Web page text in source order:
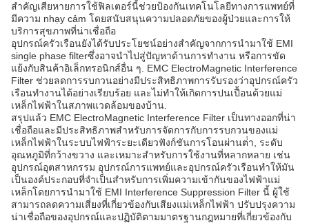
สําคัญเสียหายการใช้ฟิลเตอร์นี้ช่วยป้องกันเทคโนโลยีทางการแพทย์ที่
มีความ nhạy cảm โดยสนับสนุนความปลอดภัยของผู้ป่วยและการให้
บริการสุขภาพที่น่าเชื่อถือ
อุปกรณ์ครัวเรือนยังได้รับประโยชน์อย่างสําคัญจากการนํามาใช้ EMI
single phase filterซึ่งอาจนําไปสู่ปัญหาด้านการทํางาน หรือการขัด
แย้งกับสินค้าอิเล็กทรอนิกส์อื่น ๆ. EMC ElectroMagnetic Interference
Filter ช่วยลดการรบกวนอย่างมีประสิทธิภาพการรับรองว่าอุปกรณ์ครัว
เรือนทํางานได้อย่างเรียบร้อย และไม่ทําให้เกิดการปนเปื้อนด้วยแม่
เหล็กไฟฟ้าในสภาพแวดล้อมของบ้าน.
สรุปแล้ว EMC ElectroMagnetic Interference Filter เป็นทางออกที่น่า
เชื่อถือและมีประสิทธิภาพสําหรับการจัดการกับการรบกวนของแม่
เหล็กไฟฟ้าในระบบไฟฟ้าระยะเดียวฟังก์ชันการโอนผ่านต่ํา, ระดับ
อุณหภูมิที่กว้างขวาง และเหมาะสําหรับการใช้งานที่หลากหลาย เช่น
อุปกรณ์อุตสาหกรรม อุปกรณ์การแพทย์และอุปกรณ์ครัวเรือนทําให้มัน
เป็นองค์ประกอบที่จําเป็นสําหรับการเพิ่มความเข้ากันของไฟฟ้าแม่
เหล็กโดยการนํามาใช้ EMI Interference Suppression Filter นี้ ผู้ใช้
สามารถลดความเสี่ยงที่เกี่ยวข้องกับเสียงแม่เหล็กไฟฟ้า ปรับปรุงความ
น่าเชื่อถือของอุปกรณ์และปฏิบัติตามมาตรฐานกฎหมายที่เกี่ยวข้องกับ